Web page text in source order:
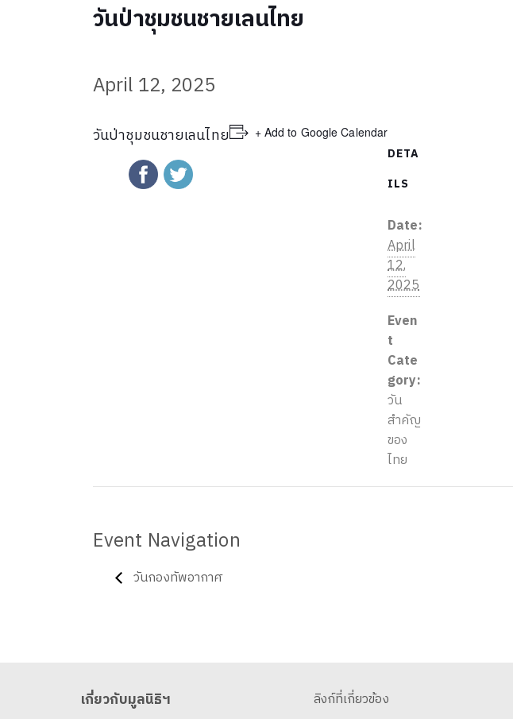
วันป่าชุมชนชายเลนไทย
April 12, 2025
วันป่าชุมชนชายเลนไทย + Add to Google Calendar
DETA
ILS
Date:
April
12,
2025
Even
t
Cate
gory:
วัน
สำคัญ
ของ
ไทย
Event Navigation
วันกองทัพอากาศ
เกี่ยวกับมูลนิธิฯ ลิงก์ที่เกี่ยวข้อง